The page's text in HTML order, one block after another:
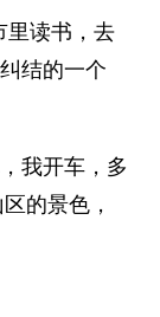
里读书，去
结的一个
我开车，多
的景色，